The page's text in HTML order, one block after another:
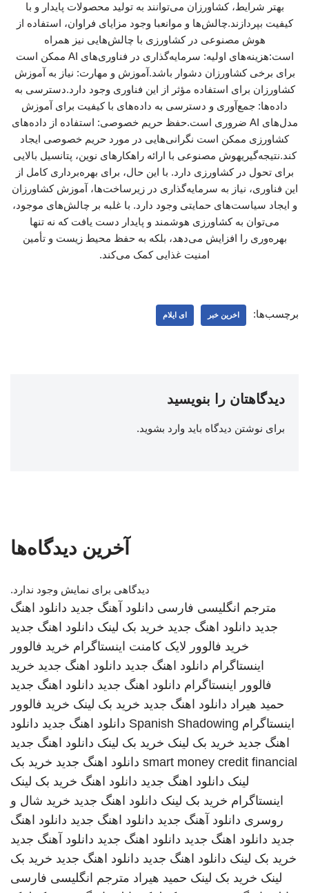
بهتر شرایط، کشاورزان می‌توانند به تولید محصولات پایدار و با
کیفیت بپردازند.چالش‌ها و موانعبا وجود مزایای فراوان، استفاده از
هوش مصنوعی در کشاورزی با چالش‌هایی نیز همراه
است:هزینه‌های اولیه: سرمایه‌گذاری در فناوری‌های AI ممکن است
برای برخی کشاورزان دشوار باشد.آموزش و مهارت: نیاز به آموزش
کشاورزان برای استفاده مؤثر از این فناوری وجود دارد.دسترسی به
داده‌ها: جمع‌آوری و دسترسی به داده‌های با کیفیت برای آموزش
مدل‌های AI ضروری است.حفظ حریم خصوصی: استفاده از داده‌های
کشاورزی ممکن است نگرانی‌هایی در مورد حریم خصوصی ایجاد
کند.نتیجه‌گیریهوش مصنوعی با ارائه راهکارهای نوین، پتانسیل بالایی
برای تحول در کشاورزی دارد. با این حال، برای بهره‌برداری کامل از
این فناوری، نیاز به سرمایه‌گذاری در زیرساخت‌ها، آموزش کشاورزان
و ایجاد سیاست‌های حمایتی وجود دارد. با غلبه بر چالش‌های موجود،
می‌توان به کشاورزی هوشمند و پایدار دست یافت که نه تنها
بهره‌وری را افزایش می‌دهد، بلکه به حفظ محیط زیست و تأمین
امنیت غذایی کمک می‌کند.
برچسب‌ها: اخرین خبر ای ایلام
دیدگاهتان را بنویسید
برای نوشتن دیدگاه باید وارد بشوید.
آخرین دیدگاه‌ها
دیدگاهی برای نمایش وجود ندارد.
مترجم انگلیسی فارسی دانلود آهنگ جدید دانلود اهنگ
جدید دانلود اهنگ جدید خرید بک لینک دانلود اهنگ جدید
خرید فالوور لایک کامنت اینستاگرام خرید فالوور
اینستاگرام دانلود اهنگ جدید دانلود اهنگ جدید خرید
فالوور اینستاگرام دانلود اهنگ جدید دانلود اهنگ جدید
حمید هیراد دانلود اهنگ جدید خرید بک لینک خرید فالوور
اینستاگرام Spanish Shadowing دانلود اهنگ جدید دانلود
اهنگ جدید خرید بک لینک خرید بک لینک دانلود اهنگ جدید
smart money credit financial دانلود اهنگ جدید خرید بک
لینک دانلود اهنگ جدید دانلود اهنگ خرید بک لینک
اینستاگرام خرید بک لینک دانلود اهنگ جدید خرید شال و
روسری دانلود آهنگ جدید دانلود اهنگ جدید دانلود اهنگ
جدید دانلود اهنگ جدید دانلود اهنگ جدید دانلود آهنگ جدید
خرید بک لینک دانلود اهنگ جدید دانلود اهنگ جدید خرید بک
لینک خرید بک لینک حمید هیراد مترجم انگلیسی فارسی